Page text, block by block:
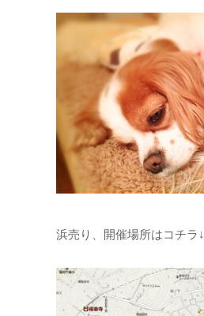
浜売り、開催場所はコチラ↓